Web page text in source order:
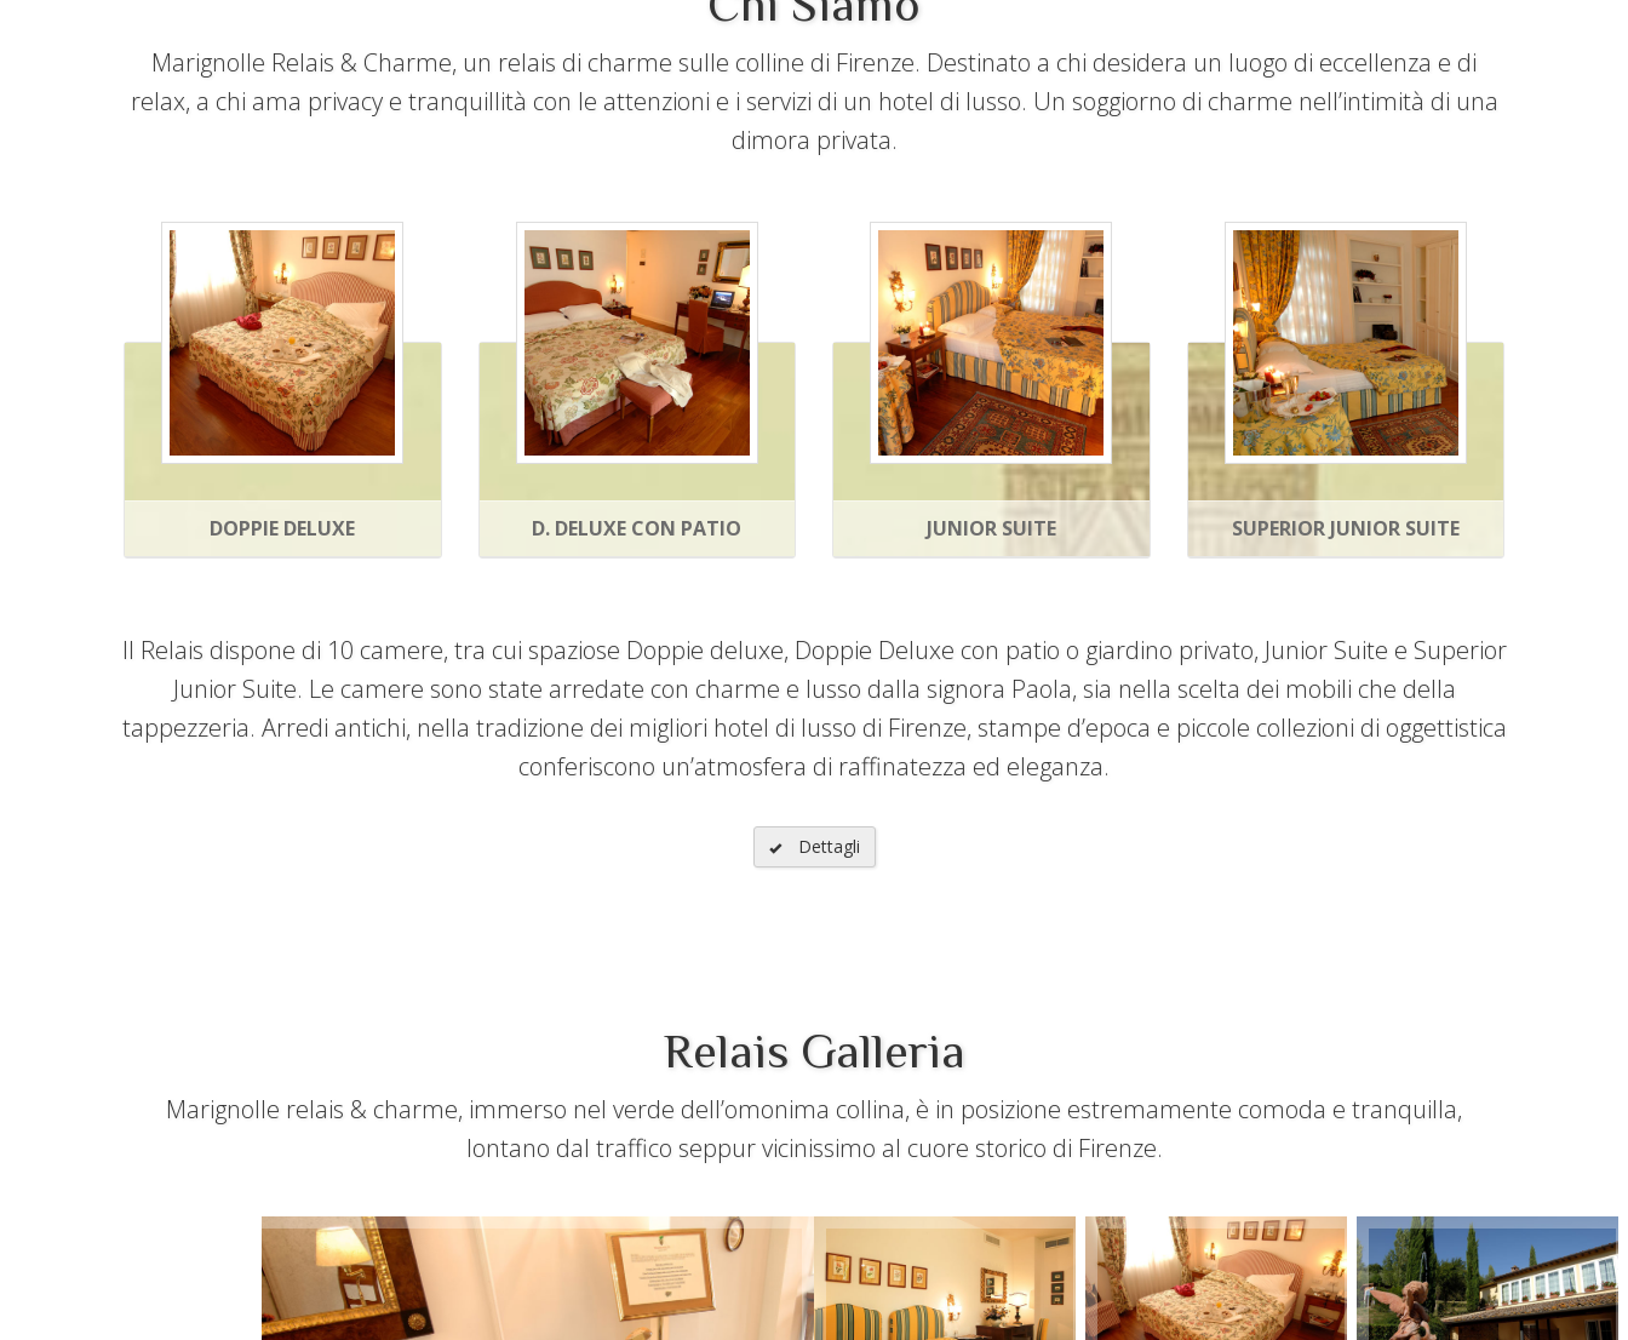
Marignolle Relais & Charme, un relais di charme sulle colline di Firenze. Destinato a chi desidera un luogo di eccellenza e di
relax, a chi ama privacy e tranquillità con le attenzioni e i servizi di un hotel di lusso. Un soggiorno di charme nell’intimità di una
dimora privata.
DOPPIE DELUXE D. DELUXE CON PATIO JUNIOR SUITE SUPERIOR JUNIOR SUITE
Il Relais dispone di 10 camere, tra cui spaziose Doppie deluxe, Doppie Deluxe con patio o giardino privato, Junior Suite e Superior
Junior Suite. Le camere sono state arredate con charme e lusso dalla signora Paola, sia nella scelta dei mobili che della
tappezzeria. Arredi antichi, nella tradizione dei migliori hotel di lusso di Firenze, stampe d’epoca e piccole collezioni di oggettistica
conferiscono un’atmosfera di raffinatezza ed eleganza.
Dettagli
Relais Galleria
Marignolle relais & charme, immerso nel verde dell’omonima collina, è in posizione estremamente comoda e tranquilla,
lontano dal traffico seppur vicinissimo al cuore storico di Firenze.